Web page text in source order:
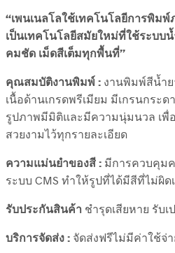
“เพนเนลโลใช้เทคโนโลยีการพิม
เป็นเทคโนโลยีสมัยใหม่ที่ใช้ระบบ
คมชัด เม็ดสีเต็มทุกพื้นที่”
คุณสมบัติงานพิมพ์ : งานพิมพ์สีน้ำ
เนื้อด้านเกรดพรีเมียม มีเกรนกระ
รูปภาพมีมิติและมีความนุ่มนวล เ
สวยงามไว้ทุกรายละเอียด
ความแม่นยำของสี : มีการควบคุมค
ระบบ CMS ทำให้รูปที่ได้มีสีที่ไม่ผิด
รับประกันสินค้า ชำรุดเสียหาย รับ
บริการจัดส่ง : จัดส่งฟรีไม่มีค่าใช้จ่า